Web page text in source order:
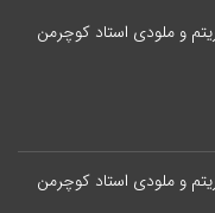
و ملودی استاد کوچرمن
و ملودی استاد کوچرمن